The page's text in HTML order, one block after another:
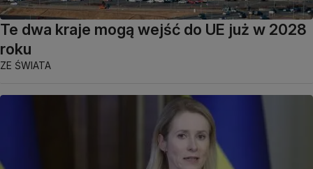
Te dwa kraje mogą wejść do UE już w 2028
roku
ZE ŚWIATA